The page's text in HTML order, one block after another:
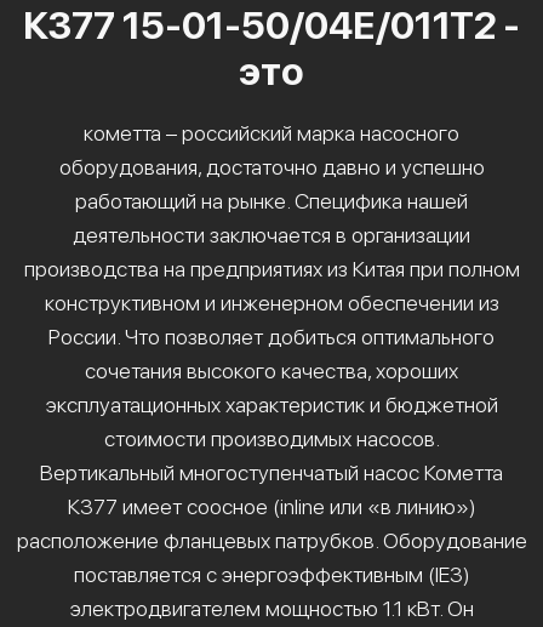
К377 15-01-50/04Е/011Т2 -
это
кометта – российский марка насосного
оборудования, достаточно давно и успешно
работающий на рынке. Специфика нашей
деятельности заключается в организации
производства на предприятиях из Китая при полном
конструктивном и инженерном обеспечении из
России. Что позволяет добиться оптимального
сочетания высокого качества, хороших
эксплуатационных характеристик и бюджетной
стоимости производимых насосов.
Вертикальный многоступенчатый насос Кометта
К377 имеет соосное (inline или «в линию»)
расположение фланцевых патрубков. Оборудование
поставляется с энергоэффективным (IE3)
электродвигателем мощностью 1.1 кВт. Он